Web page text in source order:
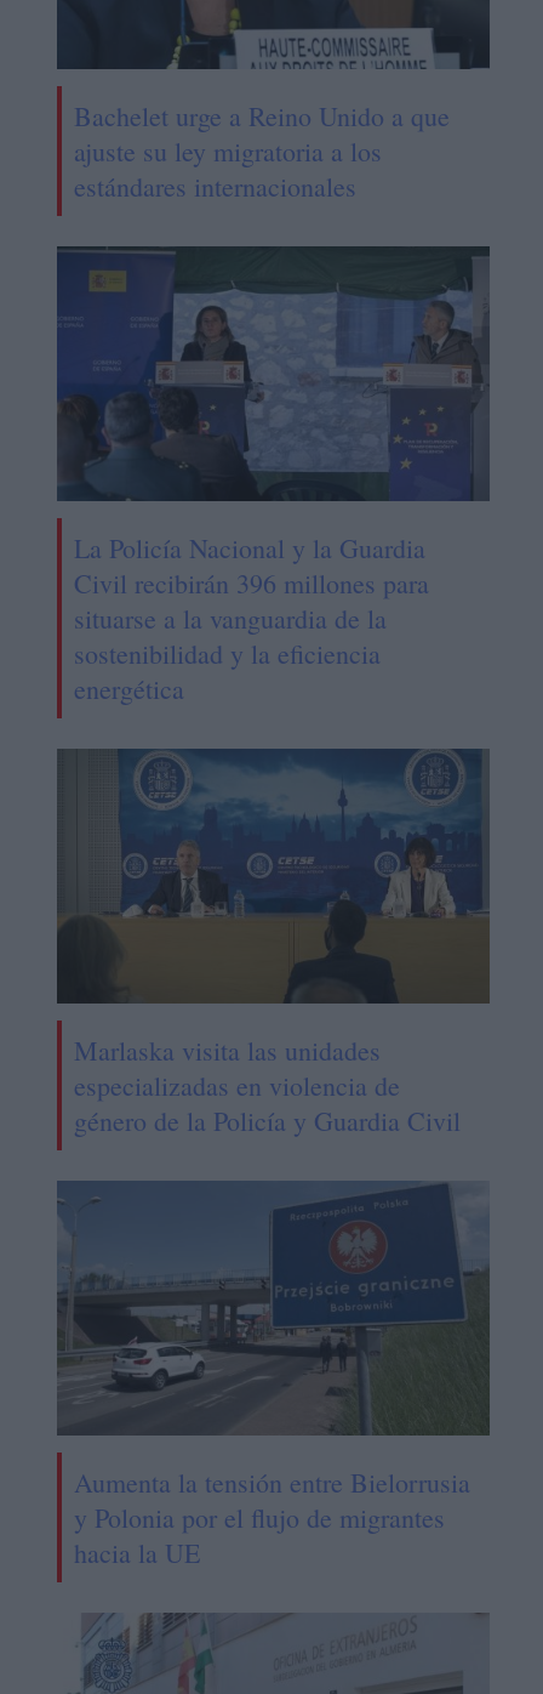
Bachelet urge a Reino Unido a que
ajuste su ley migratoria a los
estándares internacionales
La Policía Nacional y la Guardia
Civil recibirán 396 millones para
situarse a la vanguardia de la
sostenibilidad y la eficiencia
energética
Marlaska visita las unidades
especializadas en violencia de
género de la Policía y Guardia Civil
Aumenta la tensión entre Bielorrusia
y Polonia por el flujo de migrantes
hacia la UE